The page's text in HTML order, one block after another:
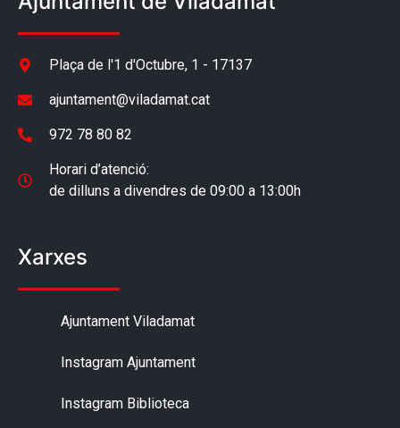
Plaça de l'1 d'Octubre, 1 - 17137
ajuntament@viladamat.cat
972 78 80 82
Horari d’atenció:
de dilluns a divendres de 09:00 a 13:00h
Xarxes
Ajuntament Viladamat
Instagram Ajuntament
Instagram Biblioteca